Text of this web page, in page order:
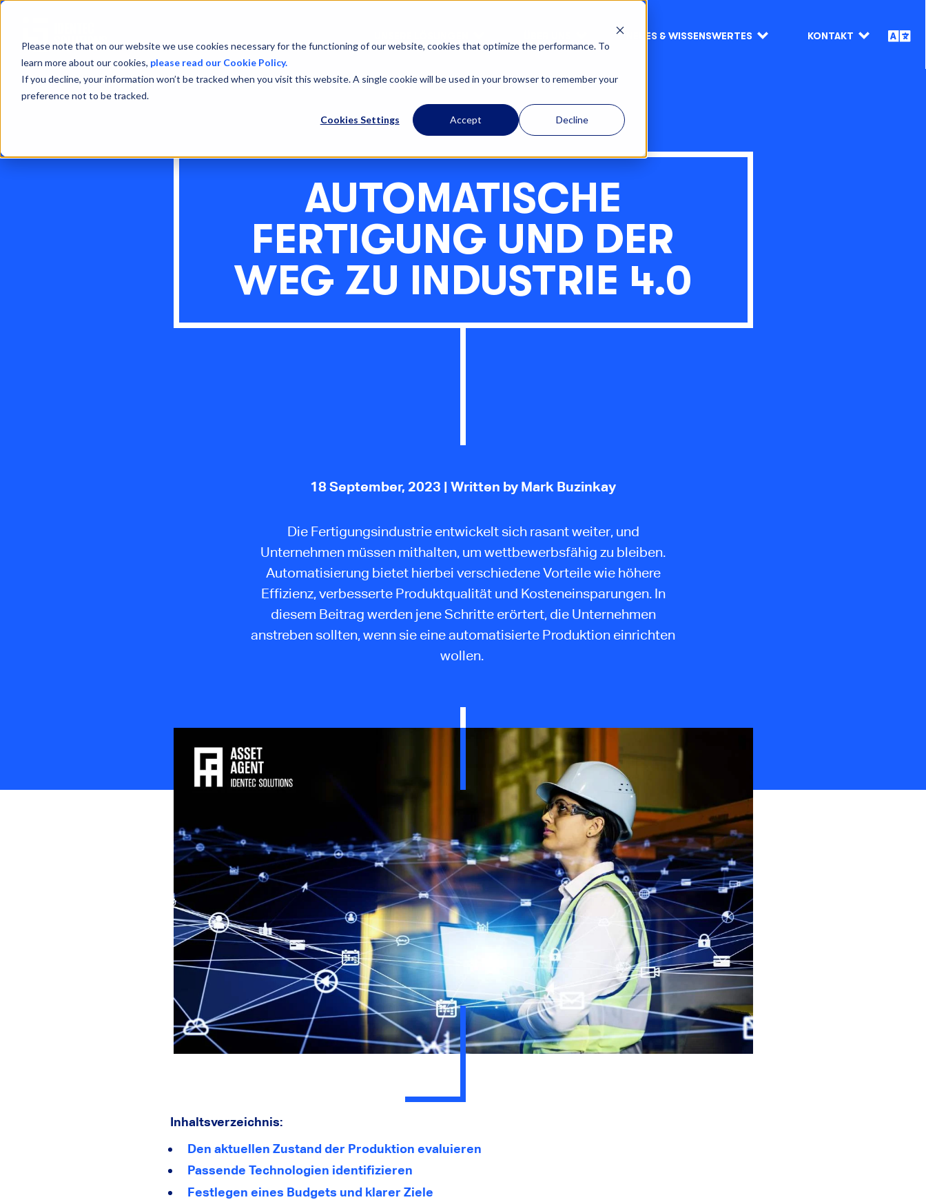
Please note that on our website we use cookies necessary for the functioning of our website, cookies that optimize the performance. To
learn more about our cookies, please read our Cookie Policy.
If you decline, your information won’t be tracked when you visit this website. A single cookie will be used in your browser to remember your
preference not to be tracked.
Cookies Settings Accept Decline
NEUES & WISSENSWERTES KONTAKT
AUTOMATISCHE
FERTIGUNG UND DER
WEG ZU INDUSTRIE 4.0
18 September, 2023 | Written by Mark Buzinkay
Die Fertigungsindustrie entwickelt sich rasant weiter, und
Unternehmen müssen mithalten, um wettbewerbsfähig zu bleiben.
Automatisierung bietet hierbei verschiedene Vorteile wie höhere
Effizienz, verbesserte Produktqualität und Kosteneinsparungen. In
diesem Beitrag werden jene Schritte erörtert, die Unternehmen
anstreben sollten, wenn sie eine automatisierte Produktion einrichten
wollen.
Inhaltsverzeichnis:
Den aktuellen Zustand der Produktion evaluieren
Passende Technologien identifizieren
Festlegen eines Budgets und klarer Ziele